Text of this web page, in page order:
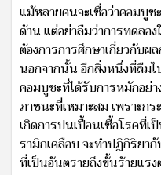
แม้หลายคนจะเชื่อว่าคอมบู
ด้าน แต่อย่าลืมว่าการทดลอ
ต้องการการศึกษาเกี่ยวกับ
นอกจากนั้น อีกสิ่งหนึ่งที่ลืมไ
คอมบูชะที่ได้รับการหมักอย่
ภาชนะที่เหมาะสม เพราะก
เกิดการปนเปื้อนเชื้อโรคที่
รามิกเคลือบ จะทำปฏิกิริยา
ที่เป็นอันตรายถึงขั้นร้ายแรง